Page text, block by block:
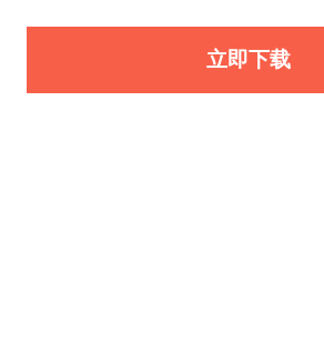
立即下载